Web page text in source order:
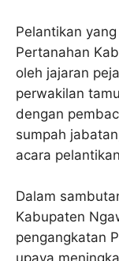
Pelantikan
Pertanahan
oleh jajaran
perwakilan
dengan
sumpah
acara
Dalam
Kabupaten
pengangkatan